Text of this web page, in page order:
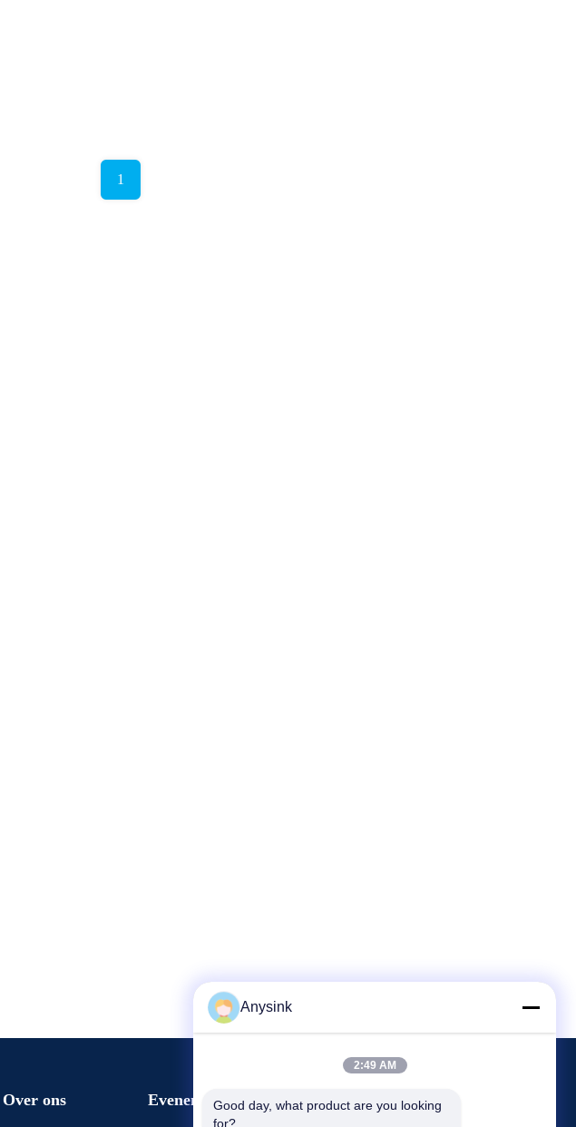
1
Over ons Evenementen
Verzoek om een Citaat
Anysink
2:49 AM
Good day, what product are you looking
for?